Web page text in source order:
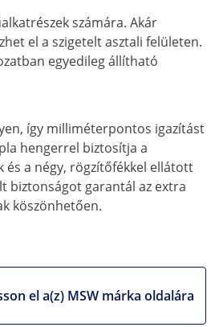
számára. Akár
el a szigetelt asztali felületen.
egyedileg állítható
így milliméterpontos igazítást
hengerrel biztosítja a
és a négy, rögzítőfékkel ellátott
biztonságot garantál az extra
köszönhetően.
el a(z) MSW márka oldalára